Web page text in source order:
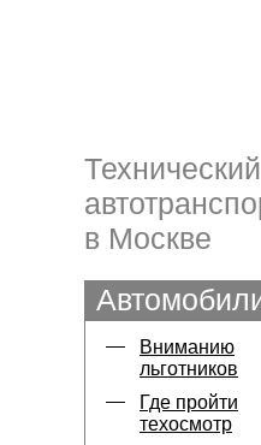
в Москве
Вниманию
льготников
Где пройти
техосмотр